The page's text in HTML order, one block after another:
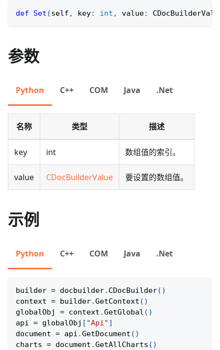
def Set (self , key: int , value:
参数
Python C++ COM Java .Net
名称 类型 描述
key int 数组值的索引。
value CDocBuilderValue 要设置的数组值。
示例
Python C++ COM Java .Net
builder = docbuilder. CDocBuilder( )
context = builder.GetContext ( )
globalObj = context .GetGlobal ( )
api = globalObj [ "Api" ]
document = api .GetDocument ( )
charts = document .GetAllCharts ( )